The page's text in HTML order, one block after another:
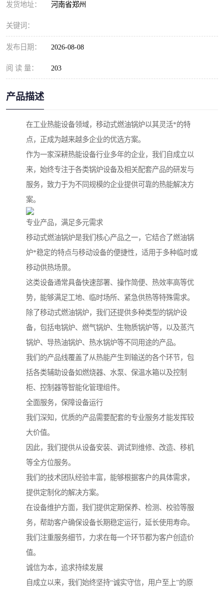
发货地址： 河南省郑州
关键词：
发布日期： 2026-08-08
阅 读 量： 203
产品描述
在工业热能设备领域，移动式燃油锅炉以其灵活*的特
点，正成为越来越多企业的优选方案。
作为一家深耕热能设备行业多年的企业，我们自成立以
来，始终专注于各类锅炉设备及相关配套产品的研发与
服务，致力于为不同规模的企业提供可靠的热能解决方
案。
专业产品，满足多元需求
移动式燃油锅炉是我们核心产品之一，它结合了燃油锅
炉*稳定的特点与移动设备的便捷性，适用于多种临时或
移动供热场景。
这类设备通常具备快速部署、操作简便、热效率高等优
势，能够满足工地、临时场所、紧急供热等特殊需求。
除了移动式燃油锅炉，我们还提供多种类型的锅炉设
备，包括电锅炉、燃气锅炉、生物质锅炉等，以及蒸汽
锅炉、导热油锅炉、热水锅炉等不同用途的产品。
我们的产品线覆盖了从热能产生到输送的各个环节，包
括各类辅助设备如燃烧器、水泵、保温水箱以及控制
柜、控制器等智能化管理组件。
全面服务，保障设备运行
我们深知，优质的产品需要配套的专业服务才能发挥较
大价值。
因此，我们提供从设备安装、调试到维修、改造、移机
等全方位服务。
我们的技术团队经验丰富，能够根据客户的具体需求，
提供定制化的解决方案。
在设备维护方面，我们提供定期保养、检测、校验等服
务，帮助客户确保设备长期稳定运行，延长使用寿命。
我们注重服务细节，力求在每一个环节都为客户创造价
值。
诚信为本，追求持续发展
自成立以来，我们始终坚持“诚实守信，用户至上”的原